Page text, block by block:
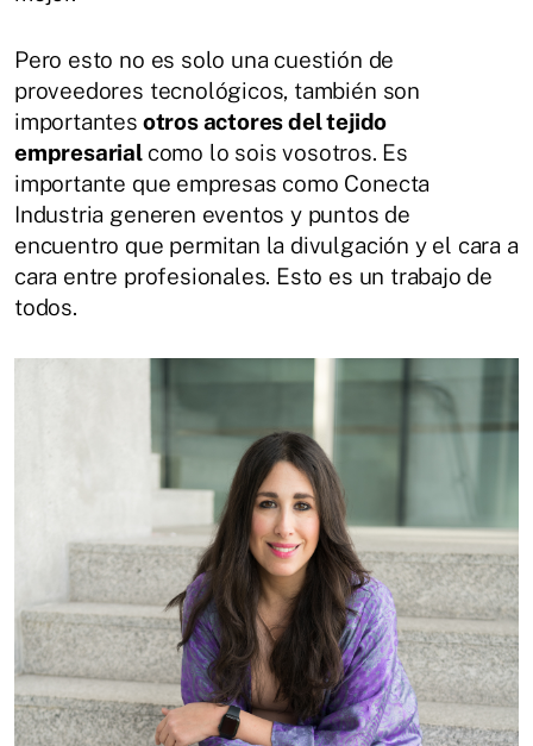
Pero esto no es solo una cuestión de
proveedores tecnológicos, también son
importantes otros actores del tejido
empresarial como lo sois vosotros. Es
importante que empresas como Conecta
Industria generen eventos y puntos de
encuentro que permitan la divulgación y el cara a
cara entre profesionales. Esto es un trabajo de
todos.